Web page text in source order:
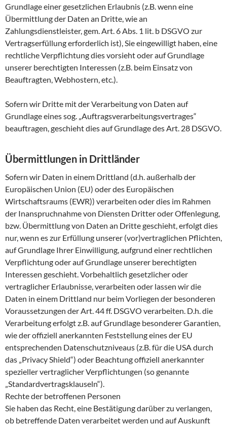
Grundlage einer gesetzlichen Erlaubnis (z.B. wenn eine
Übermittlung der Daten an Dritte, wie an
Zahlungsdienstleister, gem. Art. 6 Abs. 1 lit. b DSGVO zur
Vertragserfüllung erforderlich ist), Sie eingewilligt haben, eine
rechtliche Verpflichtung dies vorsieht oder auf Grundlage
unserer berechtigten Interessen (z.B. beim Einsatz von
Beauftragten, Webhostern, etc.).
Sofern wir Dritte mit der Verarbeitung von Daten auf
Grundlage eines sog. „Auftragsverarbeitungsvertrages“
beauftragen, geschieht dies auf Grundlage des Art. 28 DSGVO.
Übermittlungen in Drittländer
Sofern wir Daten in einem Drittland (d.h. außerhalb der
Europäischen Union (EU) oder des Europäischen
Wirtschaftsraums (EWR)) verarbeiten oder dies im Rahmen
der Inanspruchnahme von Diensten Dritter oder Offenlegung,
bzw. Übermittlung von Daten an Dritte geschieht, erfolgt dies
nur, wenn es zur Erfüllung unserer (vor)vertraglichen Pflichten,
auf Grundlage Ihrer Einwilligung, aufgrund einer rechtlichen
Verpflichtung oder auf Grundlage unserer berechtigten
Interessen geschieht. Vorbehaltlich gesetzlicher oder
vertraglicher Erlaubnisse, verarbeiten oder lassen wir die
Daten in einem Drittland nur beim Vorliegen der besonderen
Voraussetzungen der Art. 44 ff. DSGVO verarbeiten. D.h. die
Verarbeitung erfolgt z.B. auf Grundlage besonderer Garantien,
wie der offiziell anerkannten Feststellung eines der EU
entsprechenden Datenschutzniveaus (z.B. für die USA durch
das „Privacy Shield“) oder Beachtung offiziell anerkannter
spezieller vertraglicher Verpflichtungen (so genannte
„Standardvertragsklauseln“).
Rechte der betroffenen Personen
Sie haben das Recht, eine Bestätigung darüber zu verlangen,
ob betreffende Daten verarbeitet werden und auf Auskunft